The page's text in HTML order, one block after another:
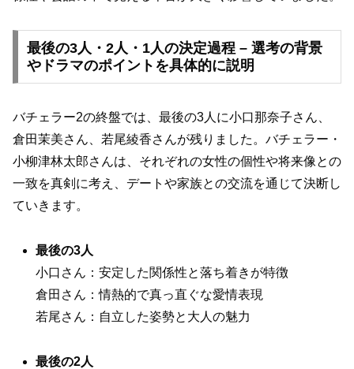
最後の3人・2人・1人の決定過程 – 選考の背景
やドラマのポイントを具体的に説明
バチェラー2の終盤では、最後の3人に小口那奈子さん、
倉田茉美さん、若尾綾香さんが残りました。バチェラー・
小柳津林太郎さんは、それぞれの女性の個性や将来像との
一致を真剣に考え、デートや家族との交流を通じて決断し
ていきます。
最後の3人
小口さん：安定した関係性と落ち着きが特徴
倉田さん：情熱的で真っ直ぐな愛情表現
若尾さん：自立した姿勢と大人の魅力
最後の2人